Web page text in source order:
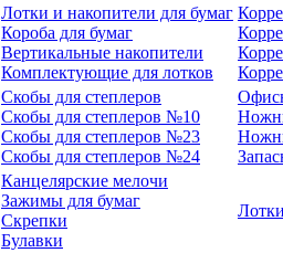
Лотки и накопители для бумаг
Короба для бумаг
Вертикальные накопители
Комплектующие для лотков
Скобы для степлеров
Скобы для степлеров №10
Скобы для степлеров №23
Скобы для степлеров №24
Канцелярские мелочи
Зажимы для бумаг
Скрепки
Булавки